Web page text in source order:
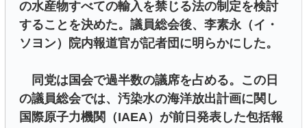
の水産物すべての輸入を禁じる法の制定を検討
することを決めた。議員総会後、李素永（イ・
ソヨン）院内報道官が記者団に明らかにした。
同党は国会で過半数の議席を占める。この日
の議員総会では、汚染水の海洋放出計画に関し
国際原子力機関（IAEA）が前日発表した包括報